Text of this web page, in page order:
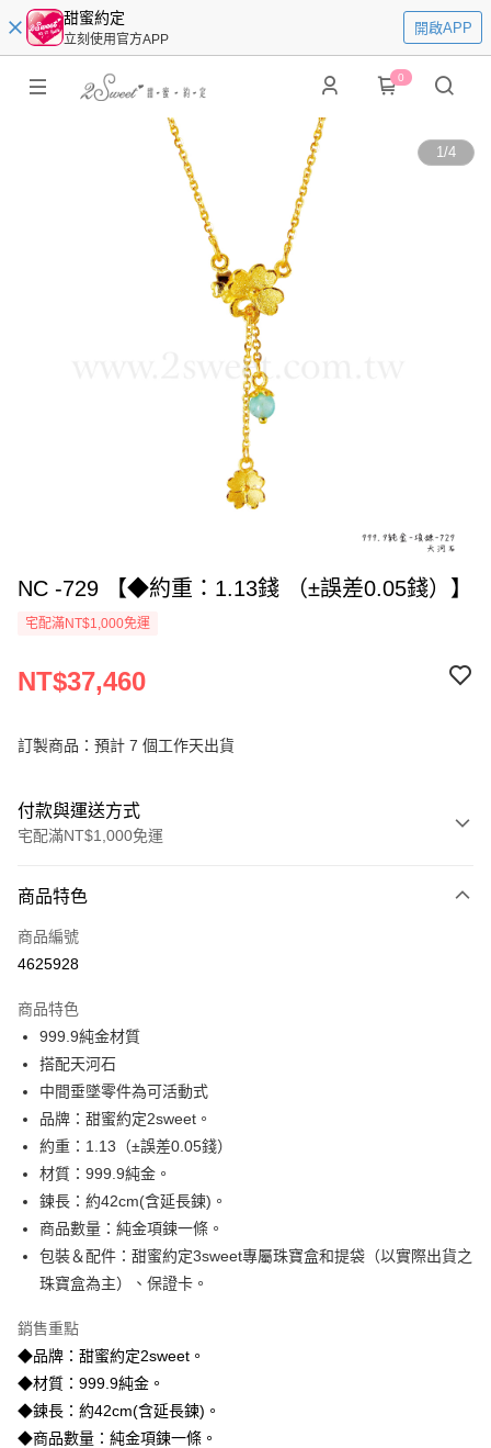
甜蜜約定
立刻使用官方APP
開啟APP
0
1/4
NC -729 【◆約重：1.13錢 （±誤差0.05錢）】
宅配滿NT$1,000免運
NT$37,460
訂製商品：預計 7 個工作天出貨
付款與運送方式
宅配滿NT$1,000免運
信用卡一次付款
信用卡分期付款
合作金庫商業銀行
華南商業銀行
上海商業儲蓄銀行
國泰世華商業銀行
臺灣中小企業銀行
匯豐（台灣）商業銀行
聯邦商業銀行
元大商業銀行
玉山商業銀行
台新國際商業銀行
台灣樂天信用卡公司
6 期 0 利率 每期
華南商業銀行
上海商業儲蓄銀行
國泰世華商業銀行
臺灣中小企業銀行
匯豐（台灣）商業銀行
聯邦商業銀行
元大商業銀行
玉山商業銀行
台新國際商業銀行
中國信託商業銀行
台灣樂天信用卡公司
LINE Pay
Apple Pay
街口支付
悠遊付
ATM付款
運送方式
每筆NT$80，滿NT$1,000(含以上)免運費
離島宅配
每筆NT$220，滿NT$3,000(含以上)免運費
商品特色
商品編號
4625928
商品特色
999.9純金材質
搭配天河石
中間垂墜零件為可活動式
品牌：甜蜜約定2sweet。
約重：1.13（±誤差0.05錢）
材質：999.9純金。
鍊長：約42cm(含延長鍊)。
商品數量：純金項鍊一條。
包裝＆配件：甜蜜約定3sweet專屬珠寶盒和提袋（以實際出貨之
珠寶盒為主）、保證卡。
銷售重點
◆品牌：甜蜜約定2sweet。
◆材質：999.9純金。
◆鍊長：約42cm(含延長鍊)。
◆商品數量：純金項鍊一條。